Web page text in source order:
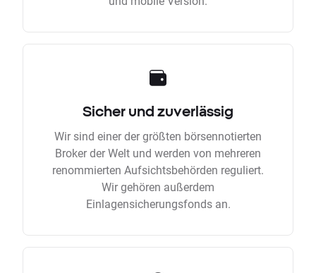
Sicher und zuverlässig
Wir sind einer der größten börsennotierten
Broker der Welt und werden von mehreren
renommierten Aufsichtsbehörden reguliert.
Wir gehören außerdem
Einlagensicherungsfonds an.